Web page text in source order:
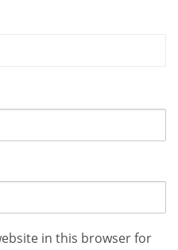
in this browser for